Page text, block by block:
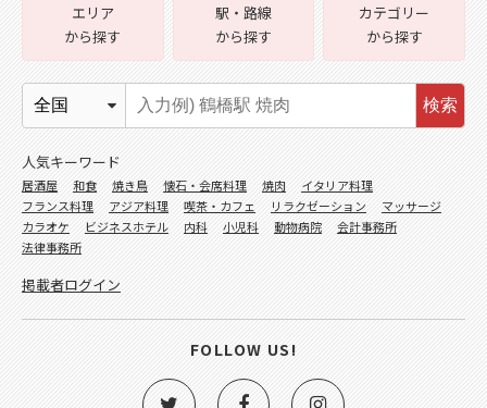
エリア
から探す
駅・路線
から探す
カテゴリー
から探す
検索
人気キーワード
居酒屋 和食 焼き鳥 懐石・会席料理 焼肉
イタリア料理
フランス料理
アジア料理 喫茶・カフェ リラクゼーション
マッサージ
カラオケ
ビジネスホテル 内科 小児科 動物病院
会計事務所
法律事務所
掲載者ログイン
FOLLOW US!